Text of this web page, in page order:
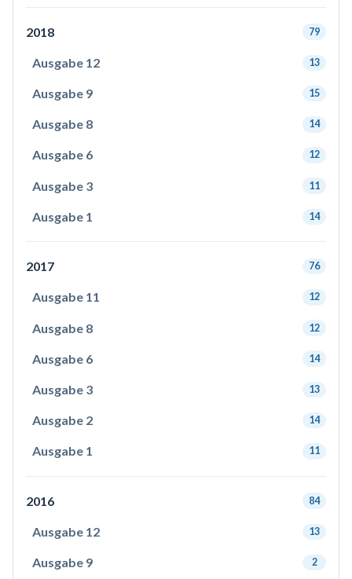
2018 79
Ausgabe 12 13
Ausgabe 9 15
Ausgabe 8 14
Ausgabe 6 12
Ausgabe 3 11
Ausgabe 1 14
2017 76
Ausgabe 11 12
Ausgabe 8 12
Ausgabe 6 14
Ausgabe 3 13
Ausgabe 2 14
Ausgabe 1 11
2016 84
Ausgabe 12 13
Ausgabe 9 2